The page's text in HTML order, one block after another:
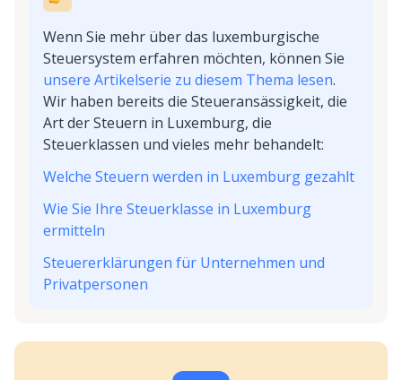
Wenn Sie mehr über das luxemburgische
Steuersystem erfahren möchten, können Sie
unsere Artikelserie zu diesem Thema lesen.
Wir haben bereits die Steueransässigkeit, die
Art der Steuern in Luxemburg, die
Steuerklassen und vieles mehr behandelt:
Welche Steuern werden in Luxemburg gezahlt
Wie Sie Ihre Steuerklasse in Luxemburg
ermitteln
Steuererklärungen für Unternehmen und
Privatpersonen